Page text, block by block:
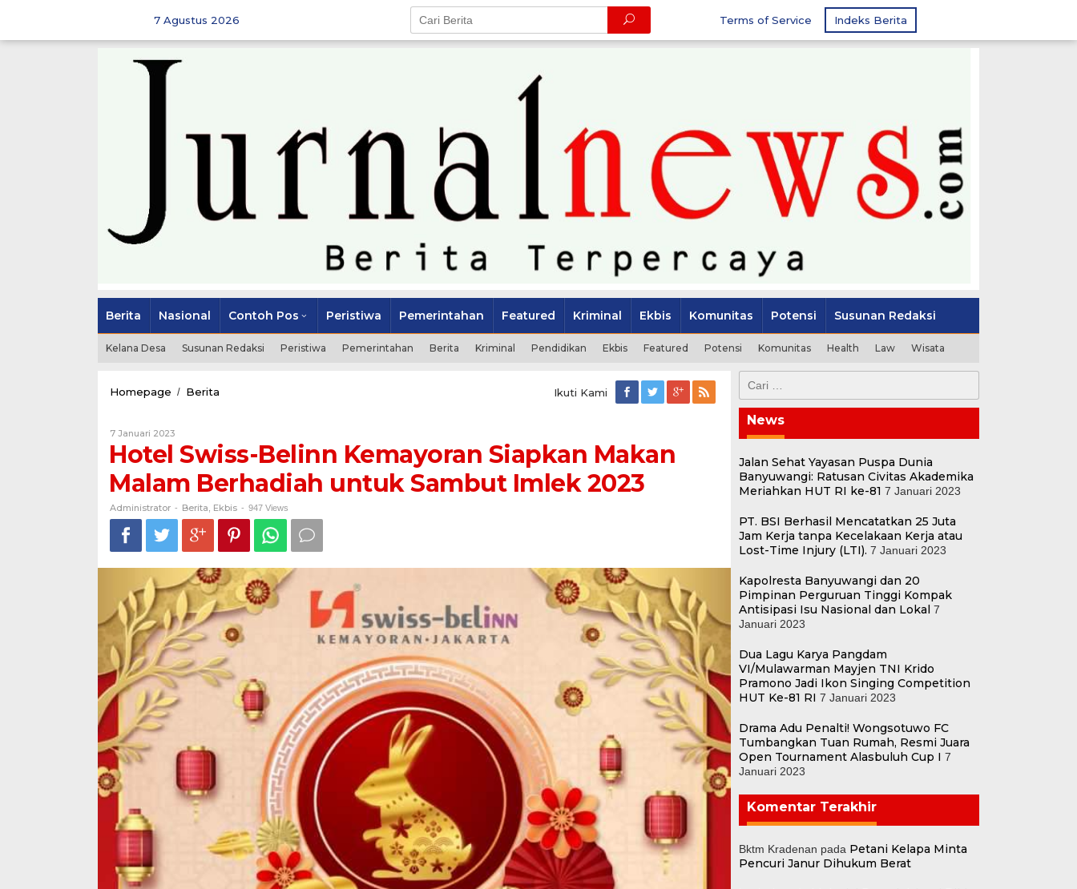
7 Agustus 2026 Terms of Service Indeks Berita
Berita Nasional Contoh Pos Peristiwa Pemerintahan Featured Kriminal Ekbis Komunitas Potensi Susunan Redaksi
Kelana Desa Susunan Redaksi Peristiwa Pemerintahan Berita Kriminal Pendidikan Ekbis Featured Potensi Komunitas Health Law Wisata
Homepage / Berita
Siapkan
Makan
Malam
Berhadiah
untuk
Sambut
Imlek
2023
Ikuti Kami
7 Januari 2023Oleh
Administrator
Hotel Swiss-Belinn Kemayoran Siapkan Makan
Malam Berhadiah untuk Sambut Imlek 2023
Administrator - Berita Ekbis - 947 Views
untuk:
News
Jalan Sehat Yayasan Puspa Dunia
Banyuwangi: Ratusan Civitas Akademika
Meriahkan HUT RI ke-81 7 Januari 2023
PT. BSI Berhasil Mencatatkan 25 Juta
Jam Kerja tanpa Kecelakaan Kerja atau
Lost-Time Injury (LTI). 7 Januari 2023
Kapolresta Banyuwangi dan 20
Pimpinan Perguruan Tinggi Kompak
Antisipasi Isu Nasional dan Lokal 7
Januari 2023
Dua Lagu Karya Pangdam
VI/Mulawarman Mayjen TNI Krido
Pramono Jadi Ikon Singing Competition
HUT Ke-81 RI 7 Januari 2023
Drama Adu Penalti! Wongsotuwo FC
Tumbangkan Tuan Rumah, Resmi Juara
Open Tournament Alasbuluh Cup I 7
Januari 2023
Komentar Terakhir
Bktm Kradenan pada Petani Kelapa Minta
Pencuri Janur Dihukum Berat